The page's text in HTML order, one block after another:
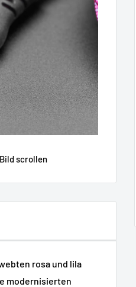
scrollen
rosa und lila
modernisierten